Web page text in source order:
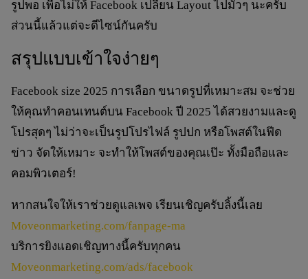
รูปพอ เพื่อไม่ให้ Facebook เปลี่ยน Layout ไปมั่วๆ นะครับ
ส่วนนี้แล้วแต่จะดีไซน์กันครับ
สรุปแบบเข้าใจง่ายๆ
Facebook size 2025 การเลือก ขนาดรูปที่เหมาะสม จะช่วย
ให้คุณทำคอนเทนต์บน Facebook ปี 2025 ได้สวยงามและดู
โปรสุดๆ ไม่ว่าจะเป็นรูปโปรไฟล์ รูปปก หรือโพสต์ในฟีด
ข่าว จัดให้เหมาะ จะทำให้โพสต์ของคุณเป๊ะ ทั้งมือถือและ
คอมพิวเตอร์!
หากสนใจให้เราช่วยดูแลเพจ เรียนเชิญครับลิ้งนี้เลย
Moveonmarketing.com/fanpage-ma
บริการยิงแอดเชิญทางนี้ครับทุกคน
Moveonmarketing.com/ads/facebook